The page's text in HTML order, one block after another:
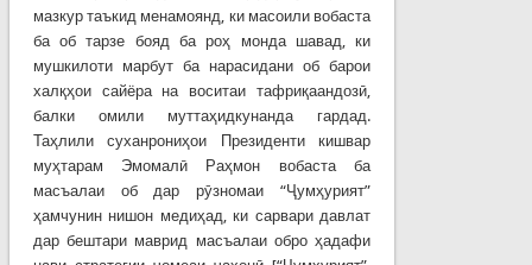
мазкур таъкид менамоянд, ки масоили вобаста
ба об тарзе бояд ба роҳ монда шавад, ки
мушкилоти марбут ба нарасидани об барои
халқҳои сайёра на воситаи тафриқаандозӣ,
балки омили муттаҳидкунанда гардад.
Таҳлили суханрониҳои Президенти кишвар
муҳтарам Эмомалӣ Раҳмон вобаста ба
масъалаи об дар рӯзномаи “Ҷумҳурият”
ҳамчунин нишон медиҳад, ки сарвари давлат
дар бештари маврид масъалаи обро ҳадафи